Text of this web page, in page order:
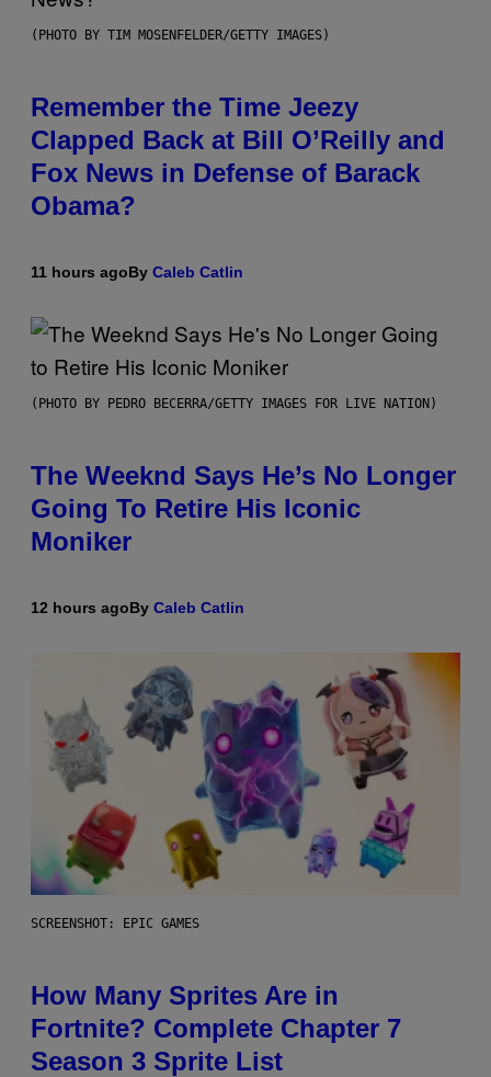
(PHOTO BY TIM MOSENFELDER/GETTY IMAGES)
Remember the Time Jeezy
Clapped Back at Bill O’Reilly and
Fox News in Defense of Barack
Obama?
11 hours agoBy Caleb Catlin
(PHOTO BY PEDRO BECERRA/GETTY IMAGES FOR LIVE NATION)
The Weeknd Says He’s No Longer
Going To Retire His Iconic
Moniker
12 hours agoBy Caleb Catlin
SCREENSHOT: EPIC GAMES
How Many Sprites Are in
Fortnite? Complete Chapter 7
Season 3 Sprite List